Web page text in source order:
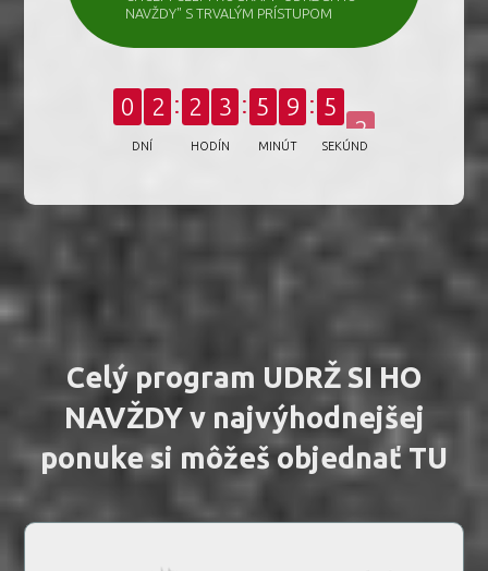
NAVŽDY" S TRVALÝM PRÍSTUPOM
0 2
DNÍ
2 3
HODÍN
5 9
MINÚT
5 0
SEKÚND
Celý program UDRŽ SI HO
NAVŽDY v najvýhodnejšej
ponuke si môžeš objednať TU